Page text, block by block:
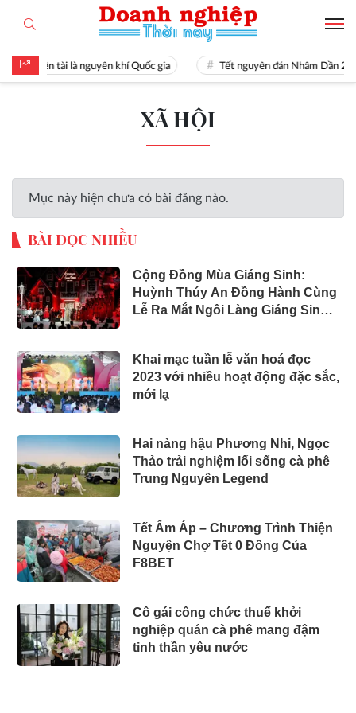
Hiền tài là nguyên khí Quốc gia Tết nguyên đán Nhâm Dần
XÃ HỘI
Mục này hiện chưa có bài đăng nào.
BÀI ĐỌC NHIỀU
Cộng Đồng Mùa Giáng Sinh:
Huỳnh Thúy An Đồng Hành Cùng
Lễ Ra Mắt Ngôi Làng Giáng Sinh
Khai mạc tuần lễ văn hoá đọc
2023 với nhiều hoạt động đặc sắc,
mới lạ
Hai nàng hậu Phương Nhi, Ngọc
Thảo trải nghiệm lối sống cà phê
Trung Nguyên Legend
Tết Ấm Áp – Chương Trình Thiện
Nguyện Chợ Tết 0 Đồng Của
F8BET
Cô gái công chức thuế khởi
nghiệp quán cà phê mang đậm
tinh thần yêu nước